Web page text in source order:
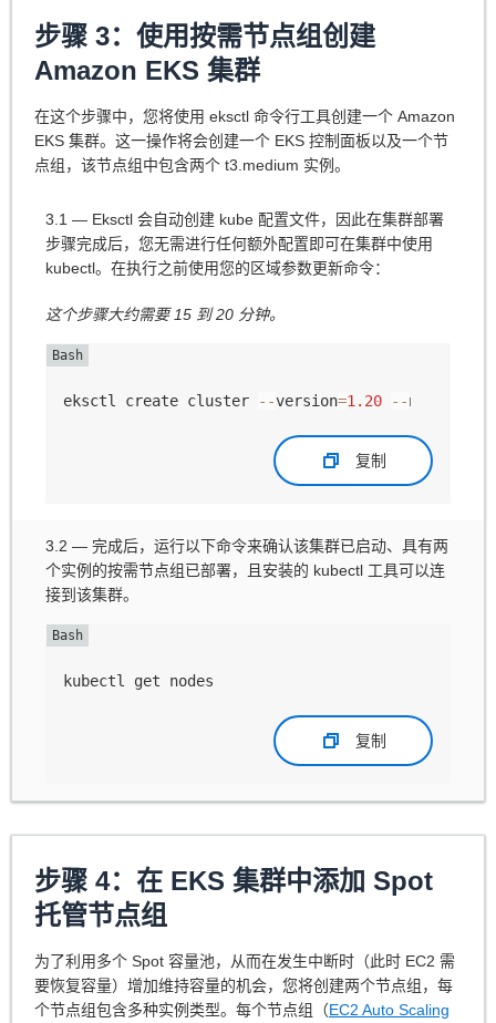
步骤 3：使用按需节点组创建
Amazon EKS 集群
在这个步骤中，您将使用 eksctl 命令行工具创建一个 Amazon
EKS 集群。这一操作将会创建一个 EKS 控制面板以及一个节
点组，该节点组中包含两个 t3.medium 实例。
3.1 — Eksctl 会自动创建 kube 配置文件，因此在集群部署
步骤完成后，您无需进行任何额外配置即可在集群中使用
kubectl。在执行之前使用您的区域参数更新命令：
这个步骤大约需要 15 到 20 分钟。
eksctl create cluster --version=1.20 --name
复制
3.2 — 完成后，运行以下命令来确认该集群已启动、具有两
个实例的按需节点组已部署，且安装的 kubectl 工具可以连
接到该集群。
kubectl get nodes
复制
步骤 4：在 EKS 集群中添加 Spot
托管节点组
为了利用多个 Spot 容量池，从而在发生中断时（此时 EC2 需
要恢复容量）增加维持容量的机会，您将创建两个节点组，每
个节点组包含多种实例类型。每个节点组（EC2 Auto Scaling